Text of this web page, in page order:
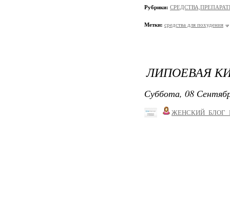
Рубрики:
Метки: средства для похудения
ЛИПОЕВАЯ
Суббота, 08